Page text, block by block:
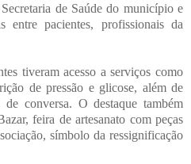
de Saúde do município e
entre pacientes, profissionais da
tiveram acesso a serviços como
de pressão e glicose, além de
conversa. O destaque também
feira de artesanato com peças
símbolo da ressignificação